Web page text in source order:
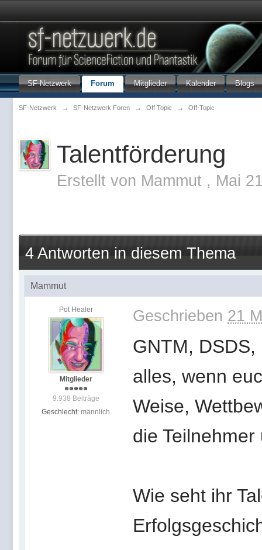
SF-Netzwerk Forum Mitglieder Kalender Blogs
SF-Netzwerk → SF-Netzwerk Foren → Off Topic → Off-Topic
Talentförderung
Erstellt von Mammut , Mai
4 Antworten in diesem Thema
Mammut
Pot Healer
Mitglieder
9.938 Beiträge
Geschlecht: männlich
Geschrieben 21
GNTM,
alles, wenn
Weise,
die
Wie seht ihr